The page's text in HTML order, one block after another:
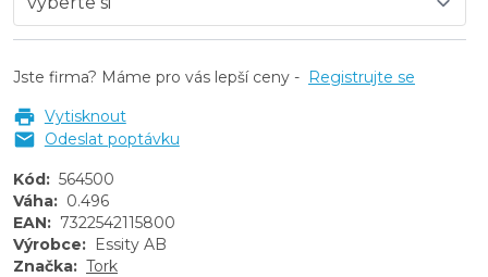
Jste firma? Máme pro vás lepší ceny - Registrujte se
Vytisknout
Odeslat poptávku
Kód: 564500
Váha: 0.496
EAN: 7322542115800
Výrobce: Essity AB
Značka: Tork